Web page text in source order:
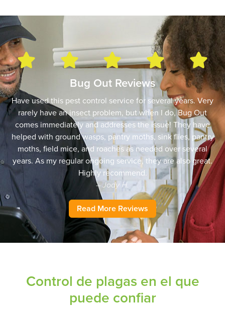
Bug Out Reviews
Have used this pest control service for several years. Very
rarely have an insect problem, but when I do, Bug Out
comes immediately and addresses the issue! They have
helped with ground wasps, pantry moths, sink flies, pantry
moths, field mice, and roaches as needed over several
years. As my regular ongoing service, they are also great.
Highly recommend.
– Jody H.
Read More Reviews
Control de plagas en el que
puede confiar